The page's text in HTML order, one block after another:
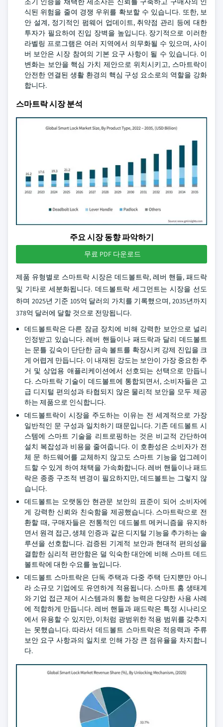
식된 위험을 줄여 경쟁 우위를 확보할 수 있습니다. 또한, 보
안 설계, 정기적인 펌웨어 업데이트, 취약점 관리 등에 대한
투자가 필요하여 진입 장벽을 높입니다. 장기적으로 이러한
라벨링 프로그램은 여러 지역에서 의무화될 수 있으며, 사이
버 보안은 시장 참여의 기본 요구 사항이 될 수 있습니다. 이
변화는 보안을 핵심 가치 제안으로 위치시키고, 스마트락이
안전한 연결된 생활 환경의 핵심 구성 요소로의 역할을 강화
합니다.
스마트락 시장 분석
주요 시장 동향 파악하기
무료 PDF 다운로드
제품 유형별로 스마트락 시장은 데드볼트락, 레버 핸들, 패드락
및 기타로 세분화됩니다. 데드볼트락 세그먼트는 시장을 선도
하며 2025년 기준 105억 달러의 가치를 기록했으며, 2035년까지
378억 달러에 달할 것으로 전망됩니다.
데드볼트락은 다른 잠금 장치에 비해 강력한 보안으로 널리
인정받고 있습니다. 레버 핸들이나 패드락과 달리 데드볼트
는 문틀 깊숙이 단단한 금속 볼트를 확장시켜 강제 진입을 크
게 어렵게 만듭니다. 이 내재된 강도는 보안이 가장 중요한 주
거 및 상업용 애플리케이션에서 선호되는 선택으로 만듭니
다. 스마트락 기술이 데드볼트에 통합되면서, 소비자들은 고
급 디지털 편의성과 타협되지 않은 물리적 보안을 모두 제공
하는 제품으로 인식합니다.
데드볼트락이 시장을 주도하는 이유는 전 세계적으로 가장
일반적인 문 구성과 일치하기 때문입니다. 기존 데드볼트 시
스템에 스마트 기술을 리트로핑하는 것은 비교적 간단하여
설치 복잡성과 비용을 줄여줍니다. 이 호환성은 소비자가 전
체 문 하드웨어를 교체하지 않고도 스마트 기능을 업그레이
드할 수 있게 하여 채택을 가속화합니다. 레버 핸들이나 패드
락은 종종 구조적 변경이 필요하지만, 데드볼트는 그렇지 않
습니다.
데드볼트는 오랫동안 현관문 보안의 표준이 되어 소비자에
게 강력한 신뢰와 친숙함을 제공했습니다. 스마트락으로 전
환할 때, 구매자들은 전통적인 데드볼트 메커니즘을 유지하
면서 원격 접근, 생체 인증과 같은 디지털 기능을 추가하는 솔
루션을 선호합니다. 검증된 기계적 보안과 현대적 편의성을
결합한 심리적 편안함은 덜 익숙한 대안에 비해 스마트 데드
볼트락에 대한 수요를 높입니다.
데드볼트 스마트락은 단독 주택과 다중 주택 단지뿐만 아니
라 소규모 기업에도 유연하게 적용됩니다. 스마트 홈 생태계
와 기업 접근 제어 시스템과의 통합 능력은 다양한 사용 사례
에 적합하게 만듭니다. 레버 핸들과 패드락은 특정 시나리오
에서 유용할 수 있지만, 이처럼 광범위한 적용 범위를 갖추지
는 못했습니다. 따라서 데드볼트 스마트락은 적응력과 주류
보안 요구 사항과의 일치로 인해 가장 큰 점유율을 차지합니
다.